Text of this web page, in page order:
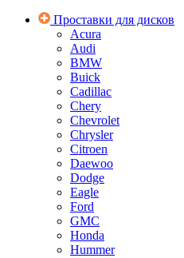
Проставки для дисков
Acura
Audi
BMW
Buick
Cadillac
Chery
Chevrolet
Chrysler
Citroen
Daewoo
Dodge
Eagle
Ford
GMC
Honda
Hummer